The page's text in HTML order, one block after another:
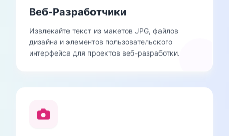
Веб-Разработчики
Извлекайте текст из макетов JPG, файлов
дизайна и элементов пользовательского
интерфейса для проектов веб-разработки.